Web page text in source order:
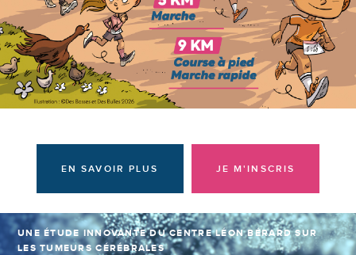
Actualités
Prendre rendez-vous
EN SAVOIR PLUS JE M'INSCRIS
UNE ÉTUDE INNOVANTE DU CENTRE LÉON BÉRARD SUR
LES TUMEURS CÉRÉBRALES